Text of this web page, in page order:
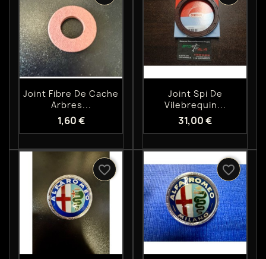
Aperçu rapide
Joint Fibre De Cache
Arbres...
1,60 €
Aperçu rapide
Joint Spi De
Vilebrequin...
31,00 €
favorite_border favorite_border